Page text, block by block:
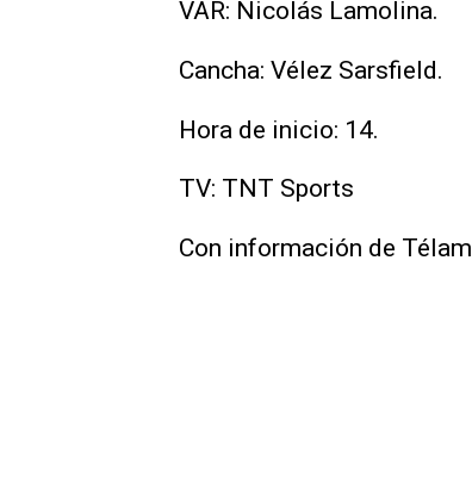
VAR: Nicolás Lamolina.
Cancha: Vélez Sarsfield.
Hora de inicio: 14.
TV: TNT Sports
Con información de Télam